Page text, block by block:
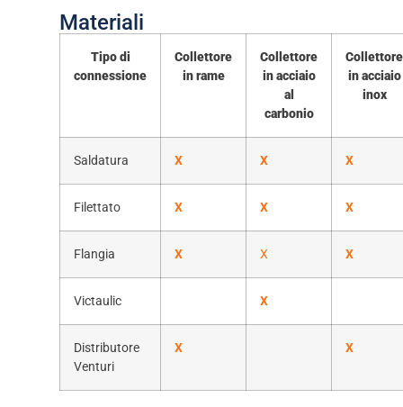
Materiali
Tipo di
connessione
Collettore
in rame
Collettore
in acciaio
al
carbonio
Collettore
in acciaio
inox
Saldatura X X X
Filettato X X X
Flangia X X X
Victaulic X
Distributore
Venturi
X X